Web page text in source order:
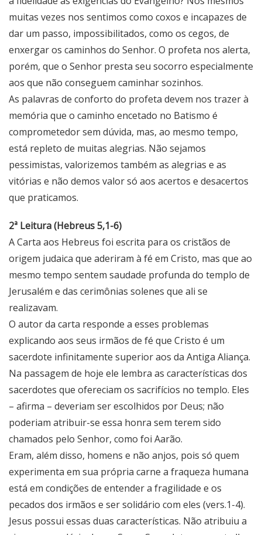
muitas vezes nos sentimos como coxos e incapazes de
dar um passo, impossibilitados, como os cegos, de
enxergar os caminhos do Senhor. O profeta nos alerta,
porém, que o Senhor presta seu socorro especialmente
aos que não conseguem caminhar sozinhos.
As palavras de conforto do profeta devem nos trazer à
memória que o caminho encetado no Batismo é
comprometedor sem dúvida, mas, ao mesmo tempo,
está repleto de muitas alegrias. Não sejamos
pessimistas, valorizemos também as alegrias e as
vitórias e não demos valor só aos acertos e desacertos
que praticamos.
2ª Leitura (Hebreus 5,1-6)
A Carta aos Hebreus foi escrita para os cristãos de
origem judaica que aderiram à fé em Cristo, mas que ao
mesmo tempo sentem saudade profunda do templo de
Jerusalém e das cerimônias solenes que ali se
realizavam.
O autor da carta responde a esses problemas
explicando aos seus irmãos de fé que Cristo é um
sacerdote infinitamente superior aos da Antiga Aliança.
Na passagem de hoje ele lembra as características dos
sacerdotes que ofereciam os sacrifícios no templo. Eles
– afirma – deveriam ser escolhidos por Deus; não
poderiam atribuir-se essa honra sem terem sido
chamados pelo Senhor, como foi Aarão.
Eram, além disso, homens e não anjos, pois só quem
experimenta em sua própria carne a fraqueza humana
está em condições de entender a fragilidade e os
pecados dos irmãos e ser solidário com eles (vers.1-4).
Jesus possui essas duas características. Não atribuiu a